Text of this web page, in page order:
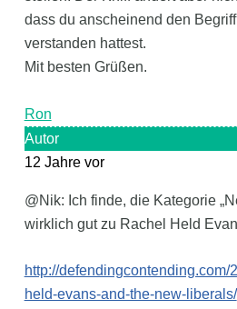
dass du anscheinend den
verstanden hattest.
Mit besten Grüßen.
Ron
Autor
12 Jahre vor
@Nik: Ich finde, die Kategorie
wirklich gut zu Rachel Held
http://defendingcontending.com/
held-evans-and-the-new-liberals/